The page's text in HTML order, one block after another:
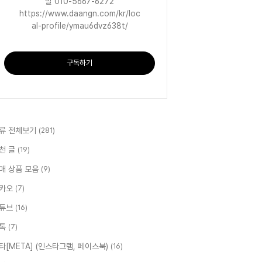
https://www.daangn.com/kr/loc
al-profile/ymau6dvz638t/
구독하기
전체보기 (281)
글 (19)
상품 모음 (9)
오 (7)
브 (16)
(7)
[META] (인스타그램, 페이스북) (16)